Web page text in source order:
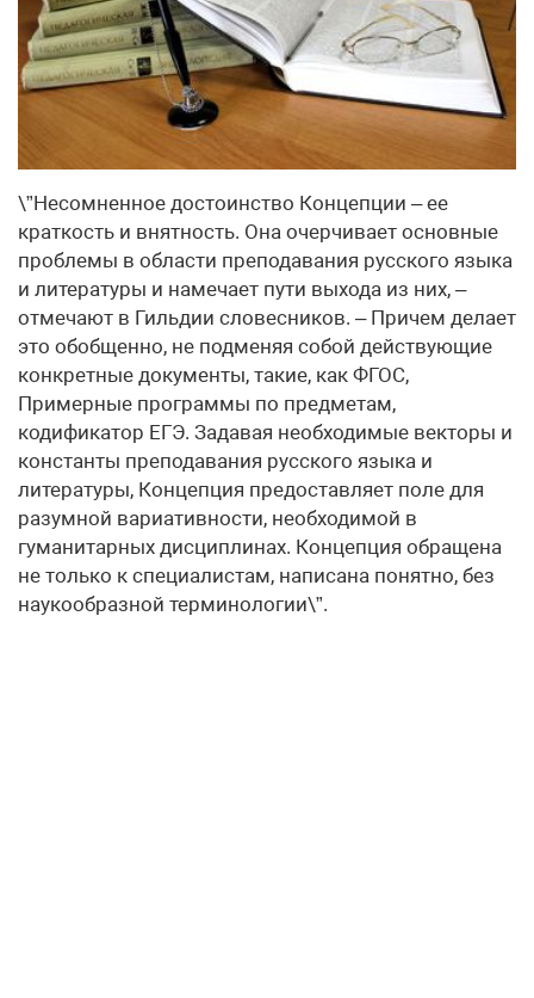
\”Несомненное достоинство Концепции – ее
краткость и внятность. Она очерчивает основные
проблемы в области преподавания русского языка
и литературы и намечает пути выхода из них, –
отмечают в Гильдии словесников. – Причем делает
это обобщенно, не подменяя собой действующие
конкретные документы, такие, как ФГОС,
Примерные программы по предметам,
кодификатор ЕГЭ. Задавая необходимые векторы и
константы преподавания русского языка и
литературы, Концепция предоставляет поле для
разумной вариативности, необходимой в
гуманитарных дисциплинах. Концепция обращена
не только к специалистам, написана понятно, без
наукообразной терминологии\”.